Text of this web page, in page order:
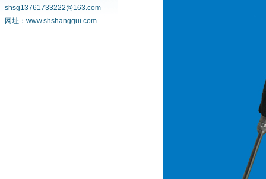
shsg13761733222@163.com
网址：www.shshanggui.com